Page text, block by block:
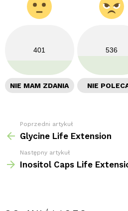
401
NIE MAM ZDANIA
536
NIE
Zobacz
więcej
Poprzedni artykuł
Glycine Life Extension
Następny artykuł
Inositol Caps Life